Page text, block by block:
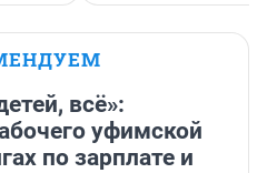
всё»:
уфимской
по зарплате и